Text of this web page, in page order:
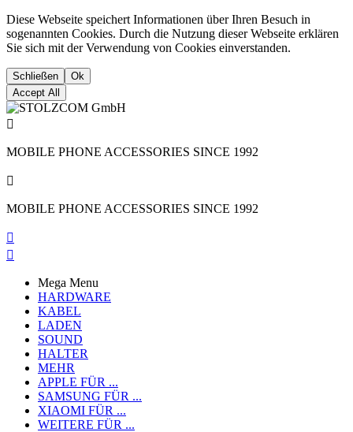
Diese Webseite speichert Informationen über Ihren Besuch in
sogenannten Cookies. Durch die Nutzung dieser Webseite erklären
Sie sich mit der Verwendung von Cookies einverstanden.
Schließen
Ok
Accept All

MOBILE PHONE ACCESSORIES SINCE 1992

MOBILE PHONE ACCESSORIES SINCE 1992


Mega Menu
HARDWARE
KABEL
LADEN
SOUND
HALTER
MEHR
APPLE FÜR ...
SAMSUNG FÜR ...
XIAOMI FÜR ...
WEITERE FÜR ...